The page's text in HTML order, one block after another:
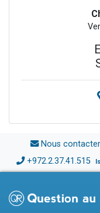
Nous contacter
+972.2.37.41.515